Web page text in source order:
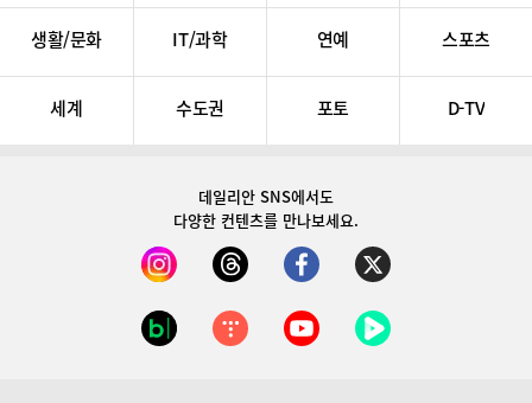
생활/문화 IT/과학 연예 스포츠
세계 수도권 포토 D-TV
데일리안 SNS에서도
다양한 컨텐츠를 만나보세요.